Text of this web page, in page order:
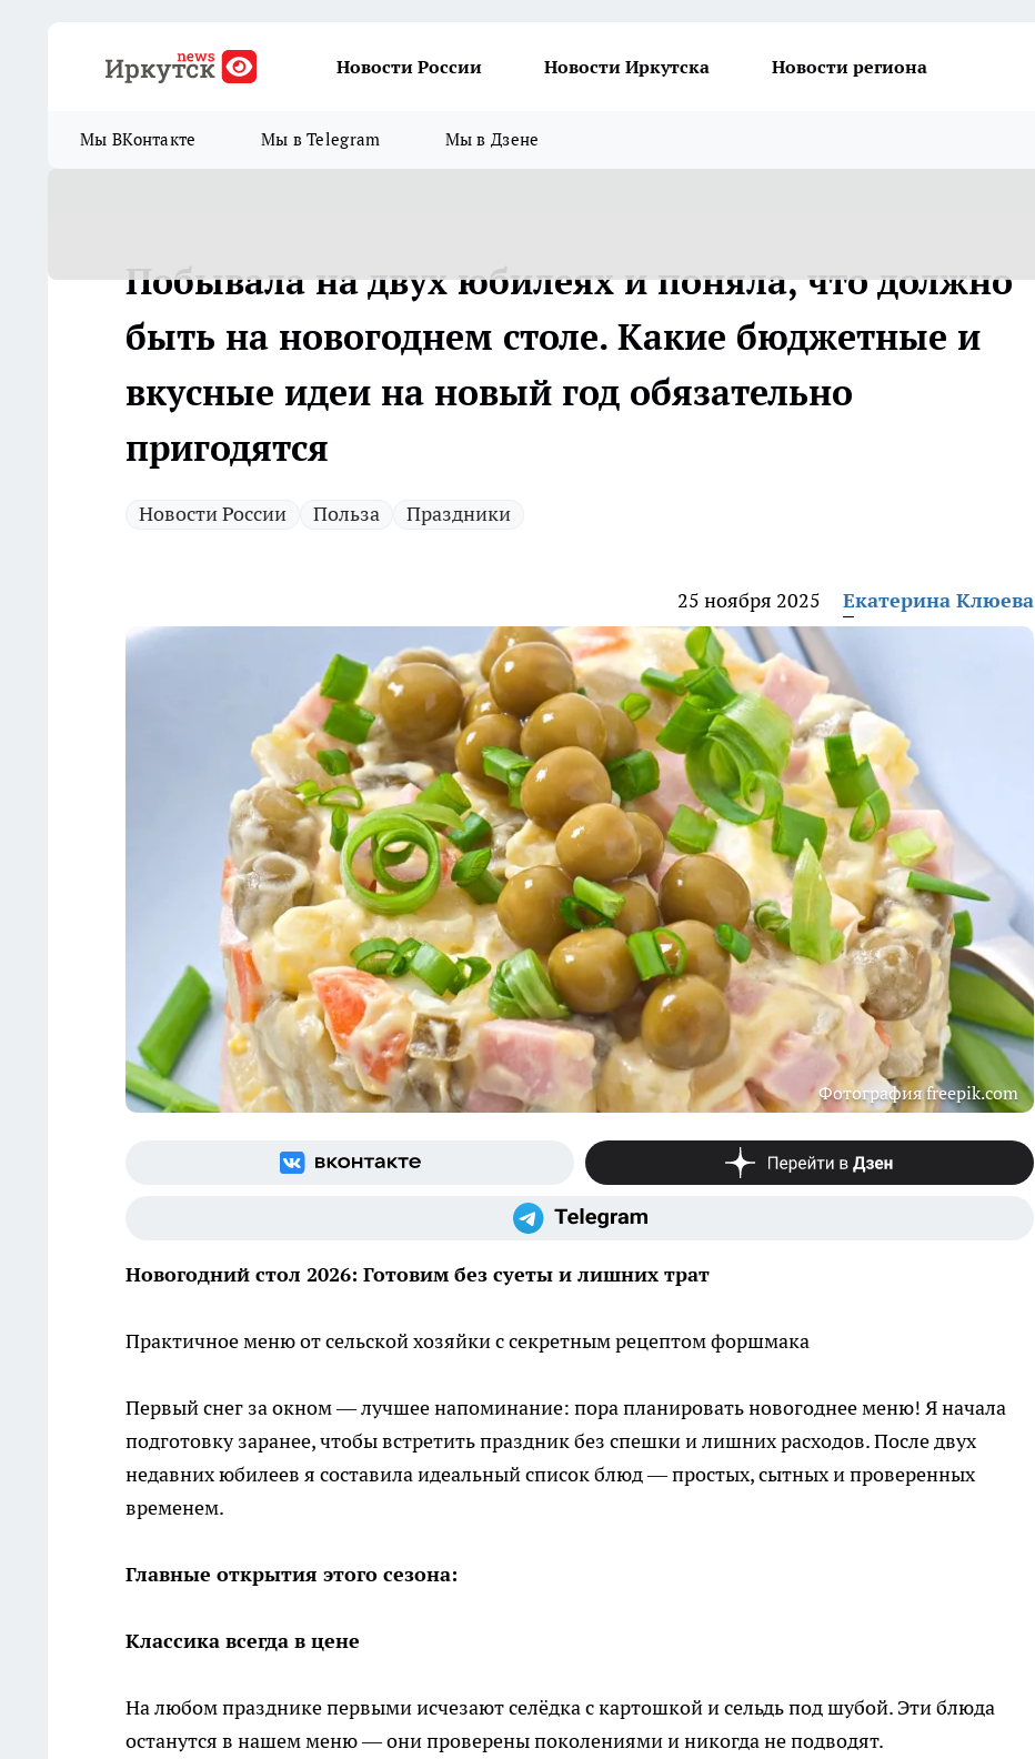
Новости России Новости Иркутска Новости региона
Мы ВКонтакте Мы в Telegram Мы в Дзене
Побывала на двух юбилеях и поняла, что должно
быть на новогоднем столе. Какие бюджетные и
вкусные идеи на новый год обязательно
пригодятся
Новости России Польза Праздники
25 ноября 2025 Екатерина Клюева
Фотография freepik.com
Новогодний стол 2026: Готовим без суеты и лишних трат
Практичное меню от сельской хозяйки с секретным рецептом форшмака
Первый снег за окном — лучшее напоминание: пора планировать новогоднее меню! Я начала
подготовку заранее, чтобы встретить праздник без спешки и лишних расходов. После двух
недавних юбилеев я составила идеальный список блюд — простых, сытных и проверенных
временем.
Главные открытия этого сезона:
Классика всегда в цене
На любом празднике первыми исчезают селёдка с картошкой и сельдь под шубой. Эти блюда
останутся в нашем меню — они проверены поколениями и никогда не подводят.